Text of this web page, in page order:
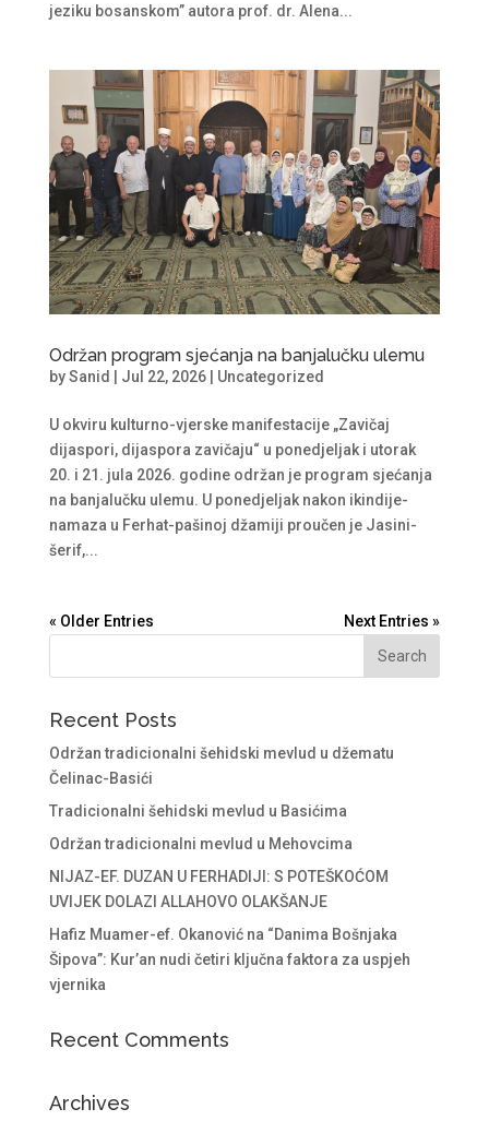
jeziku bosanskom” autora prof. dr. Alena...
Održan program sjećanja na banjalučku ulemu
bySanid Jul 22, 2026| Uncategorized
U okviru kulturno-vjerske manifestacije „Zavičaj
dijaspori, dijaspora zavičaju“ u ponedjeljak i utorak
20. i 21. jula 2026. godine održan je program sjećanja
na banjalučku ulemu. U ponedjeljak nakon ikindije-
namaza u Ferhat-pašinoj džamiji proučen je Jasini-
šerif,...
« Older Entries Next Entries »
Recent Posts
Održan tradicionalni šehidski mevlud u džematu
Čelinac-Basići
Tradicionalni šehidski mevlud u Basićima
Održan tradicionalni mevlud u Mehovcima
NIJAZ-EF. DUZAN U FERHADIJI: S POTEŠKOĆOM
UVIJEK DOLAZI ALLAHOVO OLAKŠANJE
Hafiz Muamer-ef. Okanović na “Danima Bošnjaka
Šipova”: Kur’an nudi četiri ključna faktora za uspjeh
vjernika
Recent Comments
Archives